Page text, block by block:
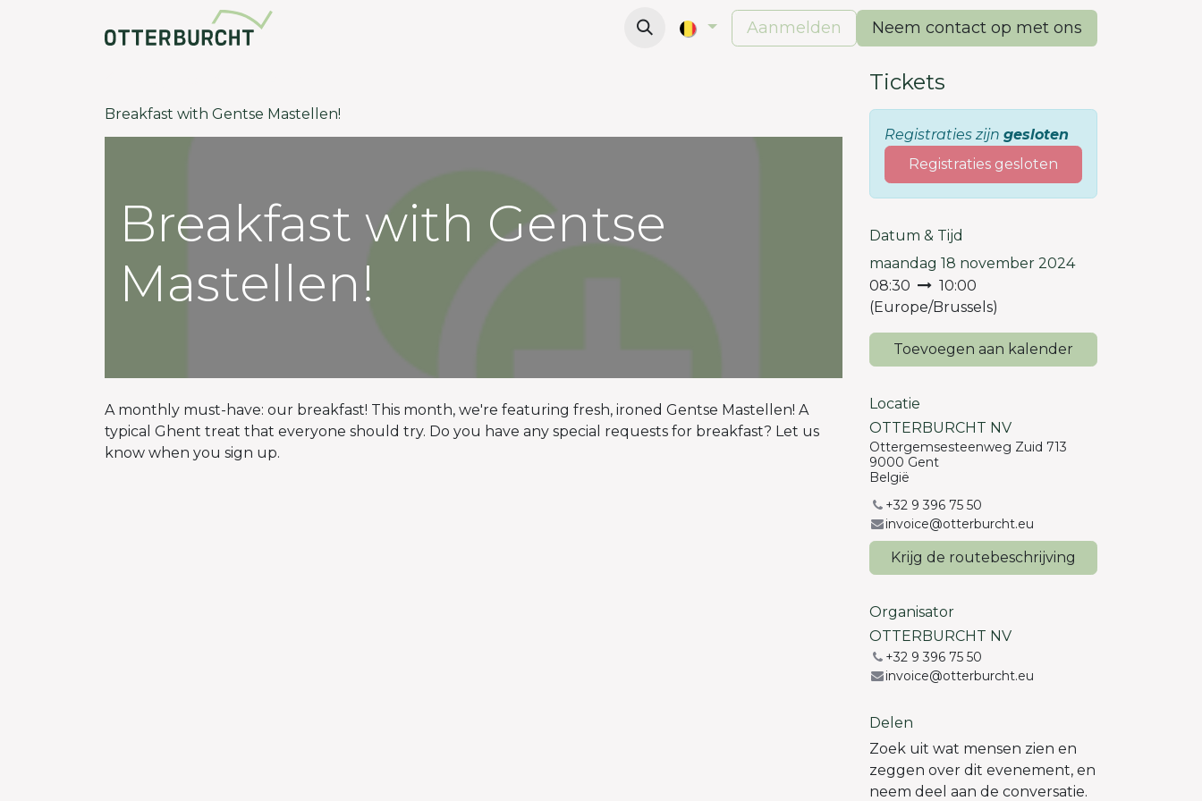
Wanna work here?Aanmelden Neem contact op met ons
Breakfast with Gentse Mastellen!
Breakfast with Gentse
Mastellen!
A monthly must-have: our breakfast! This month, we're featuring fresh, ironed Gentse Mastellen! A
typical Ghent treat that everyone should try. Do you have any special requests for breakfast? Let us
know when you sign up.
Tickets
Registraties zijn gesloten
Registraties gesloten
Datum & Tijd
maandag 18 november 2024
08:30
10:00
(Europe/Brussels)
Toevoegen aan kalender
Locatie
OTTERBURCHT NV
Ottergemsesteenweg Zuid 713
9000 Gent
België
+32 9 396 75 50
invoice@otterburcht.eu
Krijg de routebeschrijving
Organisator
OTTERBURCHT NV
+32 9 396 75 50
invoice@otterburcht.eu
Delen
Zoek uit wat mensen zien en
zeggen over dit evenement, en
neem deel aan de conversatie.